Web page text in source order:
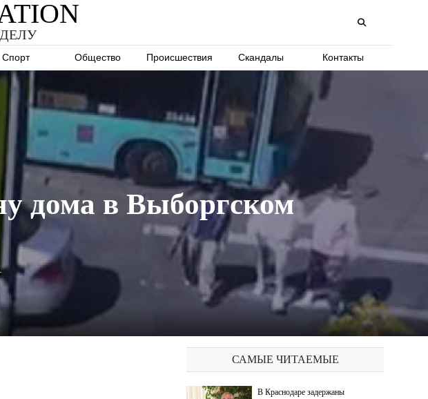
Спорт Общество Происшествия Скандалы Контакты
дома в Выборгском
САМЫЕ ЧИТАЕМЫЕ
В Краснодаре задержаны